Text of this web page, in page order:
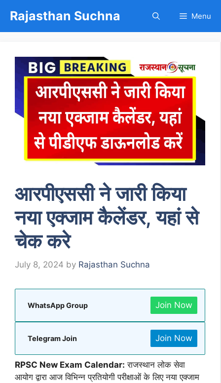
content
Rajasthan Suchna Menu
आरपीएससी ने जारी किया
नया एक्जाम कैलेंडर, यहां से
चेक करे
July 8, 2024 by Rajasthan Suchna
WhatsApp Group Join Now
Telegram Join Join Now
RPSC New Exam Calendar: राजस्थान लोक सेवा
आयोग द्वारा आज विभिन्न प्रतियोगी परीक्षाओं के लिए नया एक्जाम